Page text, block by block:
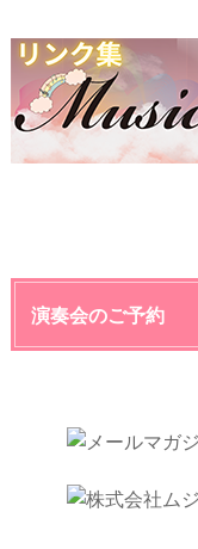
演奏会のご予約